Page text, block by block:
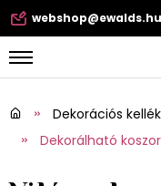
webshop@ewalds.hu
Dekorációs
Dekorálható